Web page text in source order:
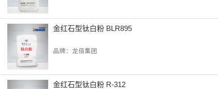
金红石型钛白粉 BLR895
品牌：龙佰集团
金红石型钛白粉 R-312